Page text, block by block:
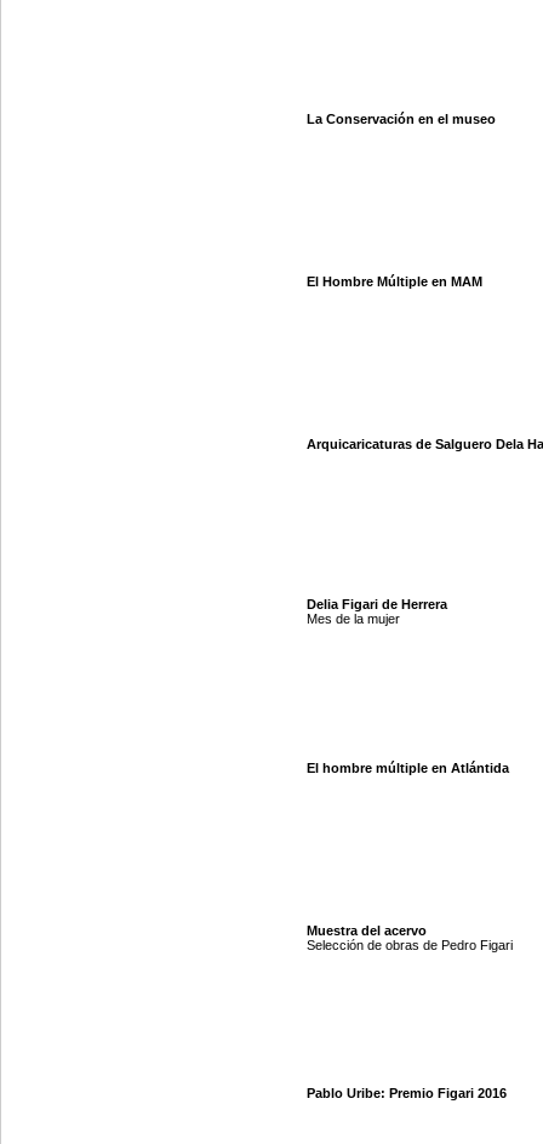
La Conservación en el museo
El Hombre Múltiple en MAM
Arquicaricaturas de Salguero Dela
Delia Figari de Herrera
Mes de la mujer
El hombre múltiple en Atlántida
Muestra del acervo
Selección de obras de Pedro Figari
Pablo Uribe: Premio Figari 2016